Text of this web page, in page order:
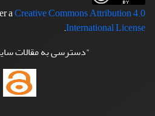
aCreative Commons Attribution 4.0
International License
.
"دسترسی به مقالات